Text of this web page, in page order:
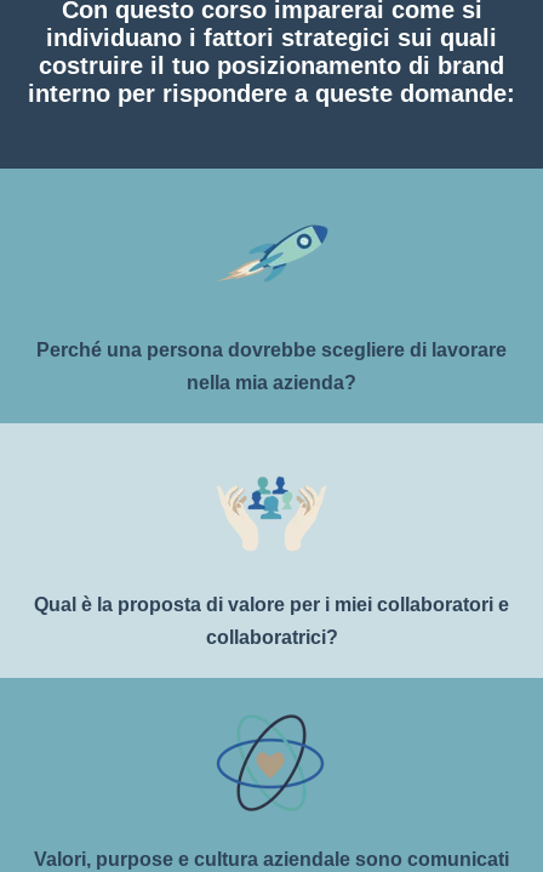
Con questo corso imparerai come si
individuano i fattori strategici sui quali
costruire il tuo posizionamento di brand
interno per rispondere a queste domande:
Perché una persona dovrebbe scegliere di lavorare
nella mia azienda?
Qual è la proposta di valore per i miei collaboratori e
collaboratrici?
Valori, purpose e cultura aziendale sono comunicati